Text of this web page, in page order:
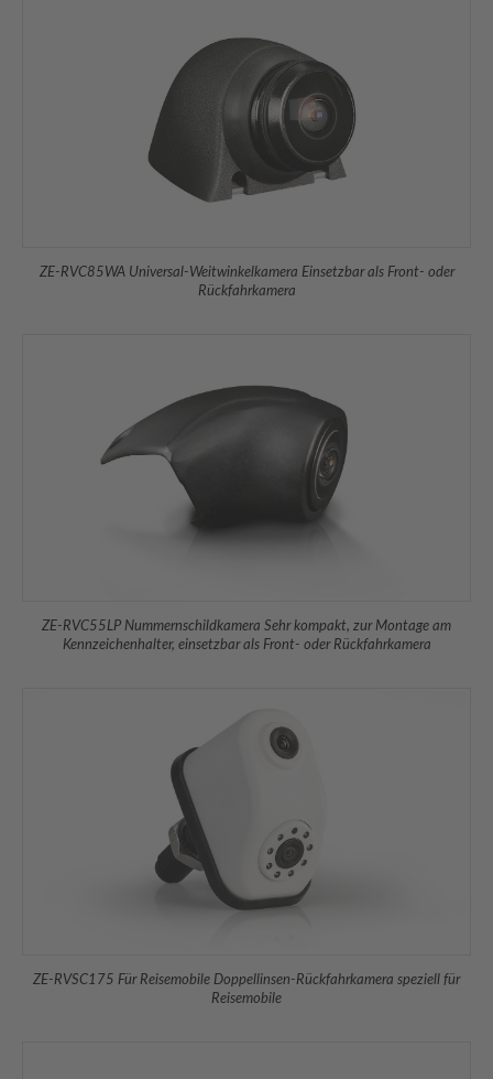
ZE-RVC85WA Universal-Weitwinkelkamera Einsetzbar als Front- oder
Rückfahrkamera
ZE-RVC55LP Nummernschildkamera Sehr kompakt, zur Montage am
Kennzeichenhalter, einsetzbar als Front- oder Rückfahrkamera
ZE-RVSC175 Für Reisemobile Doppellinsen-Rückfahrkamera speziell für
Reisemobile